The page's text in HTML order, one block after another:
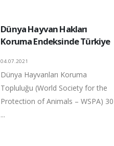
Dünya Hayvan Hakları
Koruma Endeksinde Türkiye
04.07.2021
Dünya Hayvanları Koruma
Topluluğu (World Society for the
Protection of Animals – WSPA) 30
...